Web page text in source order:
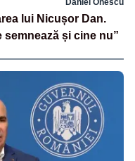
Daniel Onescu
lui Nicușor Dan.
semnează și cine nu”